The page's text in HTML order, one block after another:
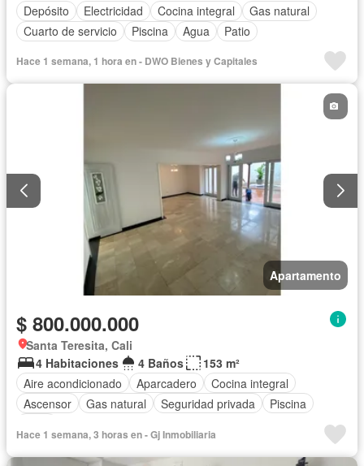
Depósito
Electricidad Cocina integral
Gas natural
Cuarto de servicio
Piscina Agua Patio
Hace 1 semana, 1 hora en - DWO Bienes y Capitales
Apartamento
$ 800.000.000
Santa Teresita, Cali
4 Habitaciones
4 Baños
153 m²
Aire acondicionado
Aparcadero
Cocina integral
Ascensor
Gas natural Seguridad privada
Piscina
Hace 1 semana, 3 horas en - Gj Inmobiliaria